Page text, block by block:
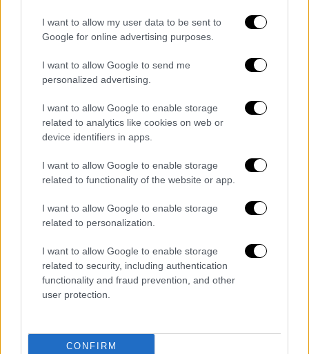
I want to allow my user data to be sent to
Google for online advertising purposes.
I want to allow Google to send me
personalized advertising.
I want to allow Google to enable storage
related to analytics like cookies on web or
device identifiers in apps.
I want to allow Google to enable storage
related to functionality of the website or app.
I want to allow Google to enable storage
related to personalization.
I want to allow Google to enable storage
related to security, including authentication
functionality and fraud prevention, and other
user protection.
CONFIRM